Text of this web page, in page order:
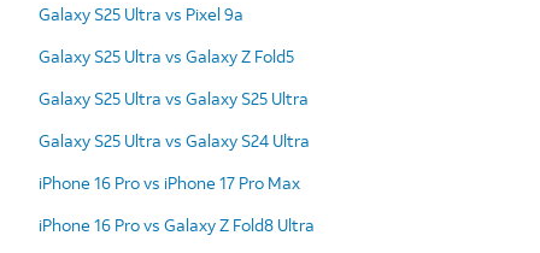
Galaxy S25 Ultra vs Pixel 9a
Galaxy S25 Ultra vs Galaxy Z Fold5
Galaxy S25 Ultra vs Galaxy S25 Ultra
Galaxy S25 Ultra vs Galaxy S24 Ultra
iPhone 16 Pro vs iPhone 17 Pro Max
iPhone 16 Pro vs Galaxy Z Fold8 Ultra